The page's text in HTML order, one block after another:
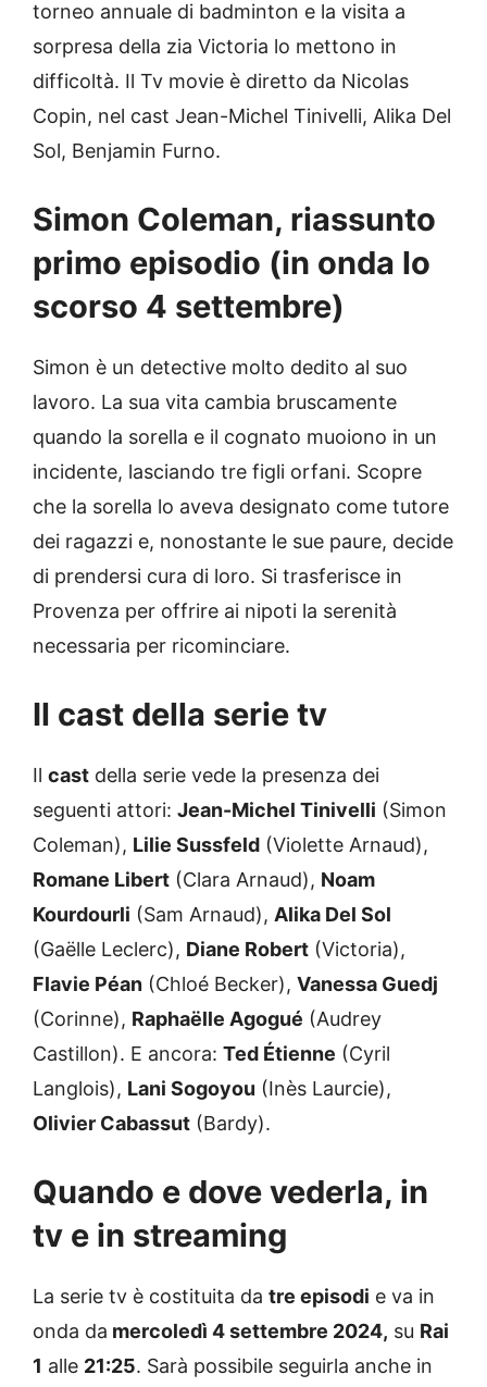
torneo annuale di badminton e la visita a
sorpresa della zia Victoria lo mettono in
difficoltà. Il Tv movie è diretto da Nicolas
Copin, nel cast Jean-Michel Tinivelli, Alika Del
Sol, Benjamin Furno.
Simon Coleman, riassunto
primo episodio (in onda lo
scorso 4 settembre)
Simon è un detective molto dedito al suo
lavoro. La sua vita cambia bruscamente
quando la sorella e il cognato muoiono in un
incidente, lasciando tre figli orfani. Scopre
che la sorella lo aveva designato come tutore
dei ragazzi e, nonostante le sue paure, decide
di prendersi cura di loro. Si trasferisce in
Provenza per offrire ai nipoti la serenità
necessaria per ricominciare.
Il cast della serie tv
Il cast della serie vede la presenza dei
seguenti attori: Jean-Michel Tinivelli (Simon
Coleman), Lilie Sussfeld (Violette Arnaud),
Romane Libert (Clara Arnaud), Noam
Kourdourli (Sam Arnaud), Alika Del Sol
(Gaëlle Leclerc), Diane Robert (Victoria),
Flavie Péan (Chloé Becker), Vanessa Guedj
(Corinne), Raphaëlle Agogué (Audrey
Castillon). E ancora: Ted Étienne (Cyril
Langlois), Lani Sogoyou (Inès Laurcie),
Olivier Cabassut (Bardy).
Quando e dove vederla, in
tv e in streaming
La serie tv è costituita da tre episodi e va in
onda da mercoledì 4 settembre 2024, su Rai
1 alle 21:25. Sarà possibile seguirla anche in